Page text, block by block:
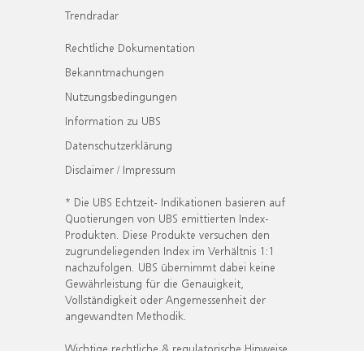
Trendradar
Rechtliche Dokumentation
Bekanntmachungen
Nutzungsbedingungen
Information zu UBS
Datenschutzerklärung
Disclaimer / Impressum
* Die UBS Echtzeit- Indikationen basieren auf
Quotierungen von UBS emittierten Index-
Produkten. Diese Produkte versuchen den
zugrundeliegenden Index im Verhältnis 1:1
nachzufolgen. UBS übernimmt dabei keine
Gewährleistung für die Genauigkeit,
Vollständigkeit oder Angemessenheit der
angewandten Methodik.